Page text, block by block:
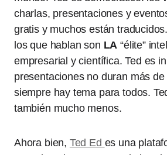
charlas, presentaciones y
gratis y muchos están
los que hablan son LA “élite”
empresarial y científica. Ted es
presentaciones no duran más
siempre hay tema para todos.
también mucho menos.
Ahora bien, Ted Ed es una